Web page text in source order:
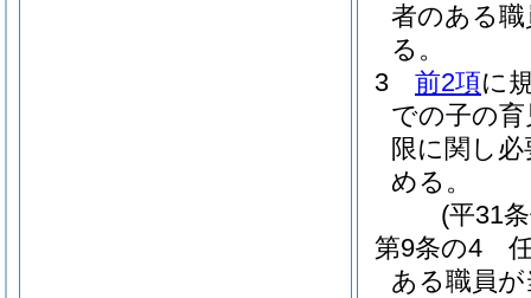
者のある
る。
3
前2項に
での子の
限に関し
める。
(平31
第9条の4
ある職員